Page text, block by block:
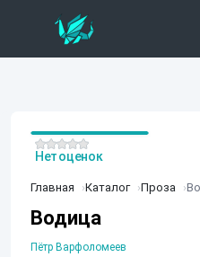
Главная Каталог Проза
Водица
Пётр Варфоломеев
Нет оценок